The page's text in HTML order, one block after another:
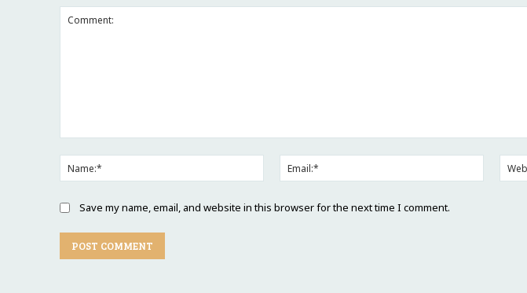
Save my name, email, and website in this browser for the next time I comment.